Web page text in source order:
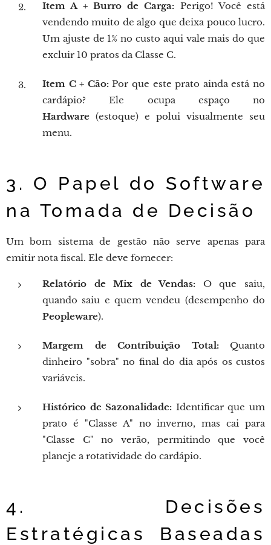
Item A + Burro de Carga: Perigo! Você está
vendendo muito de algo que deixa pouco lucro.
Um ajuste de 1% no custo aqui vale mais do que
excluir 10 pratos da Classe C.
Item C + Cão:Por que este prato ainda está no
cardápio? Ele ocupa espaço no
Hardware (estoque) e polui visualmente seu
menu.
3. O Papel do Software
na Tomada de Decisão
Um bom sistema de gestão não serve apenas para
emitir nota fiscal. Ele deve fornecer:
Relatório de Mix de Vendas: O que saiu,
quando saiu e quem vendeu (desempenho do
Peopleware).
Margem de Contribuição Total:Quanto
dinheiro "sobra" no final do dia após os custos
variáveis.
Histórico de Sazonalidade: Identificar que um
prato é "Classe A" no inverno, mas cai para
"Classe C" no verão, permitindo que você
planeje a rotatividade do cardápio.
4. Decisões
Estratégicas Baseadas